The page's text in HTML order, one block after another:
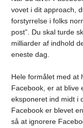
vovet i dit approach,
forstyrrelse i folks
post”. Du skal turde
milliarder af indhold
eneste dag.
Hele formålet med at
Facebook, er at blive
eksponeret ind midt i
Facebook er blevet
så at ignorere